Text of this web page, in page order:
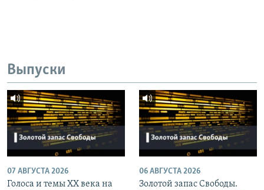
Выпуски
07 АВГУСТА 2026
Голоса и темы XX века на
06 АВГУСТА 2026
Золотой запас Свободы.